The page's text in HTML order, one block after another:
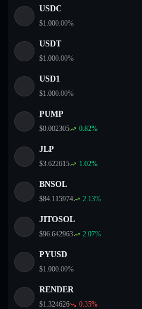
Italiano
Español
USDC
$1.000.00%
USDT
$1.000.00%
USD1
$1.000.00%
PUMP
$0.002305 0.82%
JLP
$3.622615 1.02%
BNSOL
$84.115974 2.13%
JITOSOL
$96.642963 2.07%
PYUSD
$1.000.00%
RENDER
$1.324626 0.35%